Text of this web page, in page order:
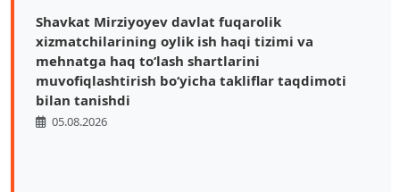
Shavkat Mirziyoyev davlat fuqarolik
xizmatchilarining oylik ish haqi tizimi va
mehnatga haq toʻlash shartlarini
muvofiqlashtirish boʻyicha takliflar taqdimoti
bilan tanishdi
05.08.2026